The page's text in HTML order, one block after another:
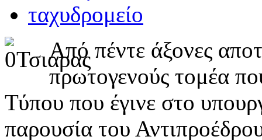
Από πέντε άξονες
πρωτογενούς τομέα
Τύπου που έγινε στο
παρουσία του